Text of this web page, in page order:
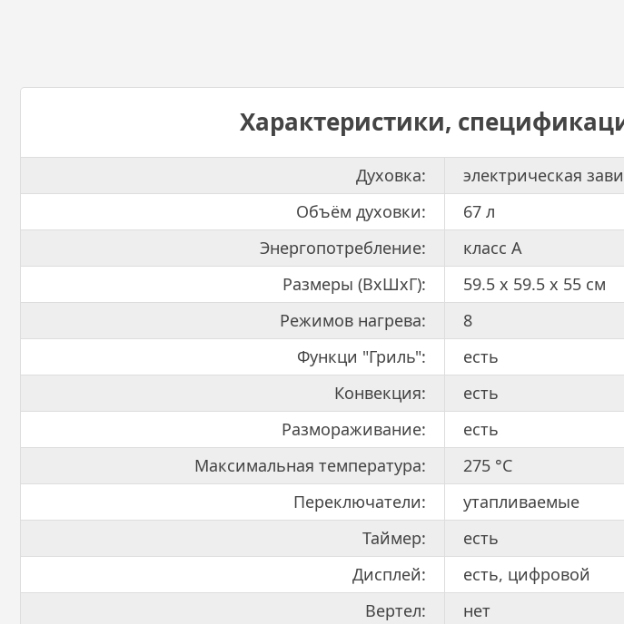
Характеристики,
Духовка:
электрическая
Объём духовки:
67 л
Энергопотребление:
класс А
Размеры (ВхШхГ):
59.5 х 59.5 x 55 см
Режимов нагрева:
8
Функци "Гриль":
есть
Конвекция:
есть
Размораживание:
есть
Максимальная температура:
275 °С
Переключатели:
утапливаемые
Таймер:
есть
Дисплей:
есть, цифровой
Вертел:
нет